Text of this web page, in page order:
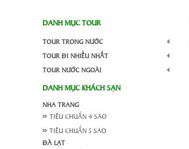
DANH MỤC TOUR
TOUR TRONG NƯỚC
TOUR ĐI NHIỀU NHẤT
TOUR NƯỚC NGOÀI
DANH MỤC KHÁCH SẠN
NHA TRANG
TIÊU CHUẨN 4 SAO
TIÊU CHUẨN 5 SAO
ĐÀ LẠT